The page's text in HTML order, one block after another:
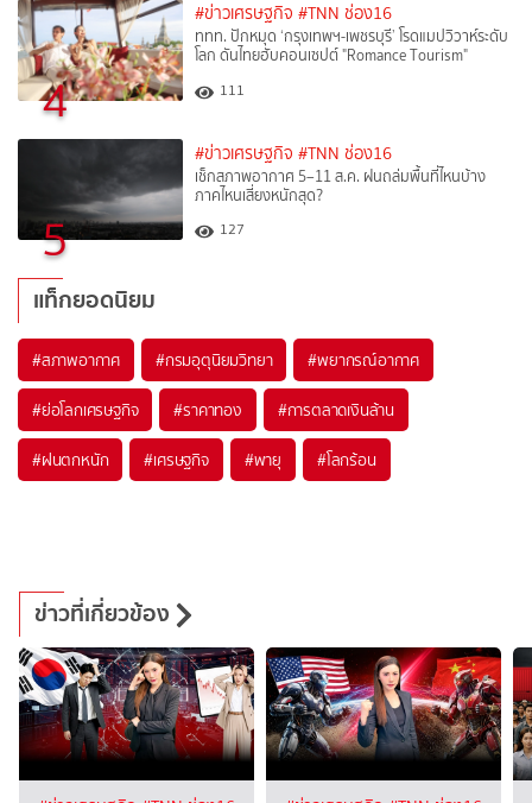
4
#ข่าวเศรษฐกิจ #TNN ช่อง16
ททท. ปักหมุด ‘กรุงเทพฯ-เพชรบุรี’ โรดแมปวิวาห์ระดับ
โลก ดันไทยฮับคอนเซปต์ "Romance Tourism"
111
5
#ข่าวเศรษฐกิจ #TNN ช่อง16
เช็กสภาพอากาศ 5–11 ส.ค. ฝนถล่มพื้นที่ไหนบ้าง
ภาคไหนเสี่ยงหนักสุด?
127
แท็กยอดนิยม
#สภาพอากาศ #กรมอุตุนิยมวิทยา #พยากรณ์อากาศ
#ย่อโลกเศรษฐกิจ #ราคาทอง #การตลาดเงินล้าน
#ฝนตกหนัก #เศรษฐกิจ #พายุ #โลกร้อน
ข่าวที่เกี่ยวข้อง